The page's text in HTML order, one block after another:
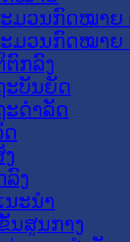
ມວນກົດໝາຍ
ມວນກົດໝາຍ
ກລົງ
ະບັນຍັດ
ະດໍາລັດ
ງ
ນະນໍາ
ນສູນກາງ